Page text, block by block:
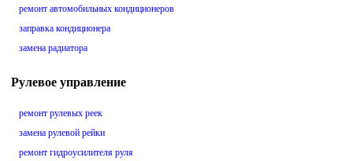
ремонт автомобильных кондиционеров
заправка кондиционера
замена радиатора
Рулевое управление
ремонт рулевых реек
замена рулевой рейки
ремонт гидроусилителя руля